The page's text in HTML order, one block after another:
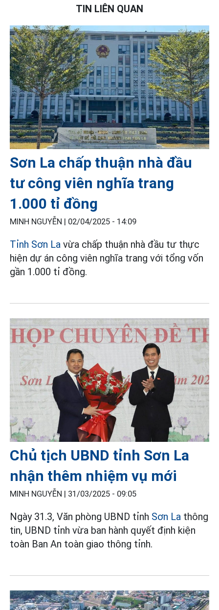
TIN LIÊN QUAN
Sơn La chấp thuận nhà đầu
tư công viên nghĩa trang
1.000 tỉ đồng
MINH NGUYỄN | 02/04/2025 - 14:09
Tỉnh Sơn La vừa chấp thuận nhà đầu tư thực
hiện dự án công viên nghĩa trang với tổng vốn
gần 1.000 tỉ đồng.
Chủ tịch UBND tỉnh Sơn La
nhận thêm nhiệm vụ mới
MINH NGUYỄN | 31/03/2025 - 09:05
Ngày 31.3, Văn phòng UBND tỉnh Sơn La thông
tin, UBND tỉnh vừa ban hành quyết định kiện
toàn Ban An toàn giao thông tỉnh.